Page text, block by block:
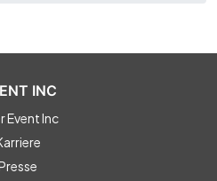
INC
Event Inc